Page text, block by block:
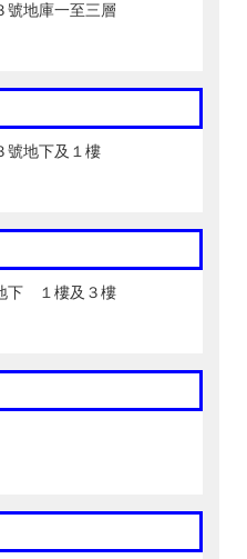
號地庫一至三層
號地下及１樓
下 １樓及３樓